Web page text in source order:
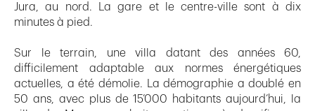
Jura, au nord. La gare et le centre-ville sont à dix
minutes à pied.
Sur le terrain, une villa datant des années 60,
difficilement adaptable aux normes énergétiques
actuelles, a été démolie. La démographie a doublé en
50 ans, avec plus de 15’000 habitants aujourd’hui, la